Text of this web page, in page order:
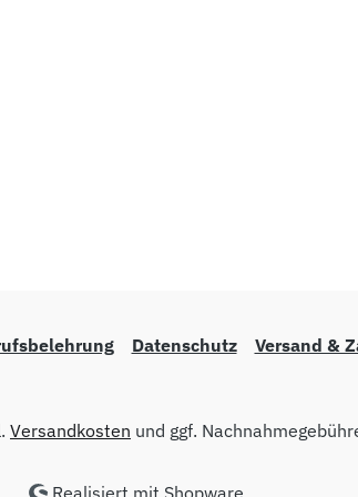
Datenschutz Versand &
Versandkosten und ggf.
Realisiert mit Shopware